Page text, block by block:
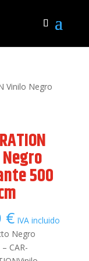
Vinilo Negro
500
€ IVA incluido
Negro
CAR-